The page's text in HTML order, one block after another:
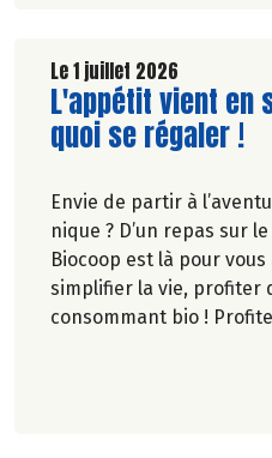
Le 1 juillet 2026
Lire la suite de
L'appétit vient en
quoi se régaler !
Envie de partir à
nique ? D’un repas sur
Biocoop est là pour
simplifier la vie, profiter
consommant bio !